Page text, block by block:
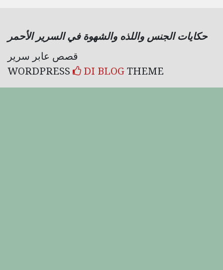
حكايات الجنس واللذه والشهوة في السرير الأحمر
WORDPRESS
DI BLOGTHEME